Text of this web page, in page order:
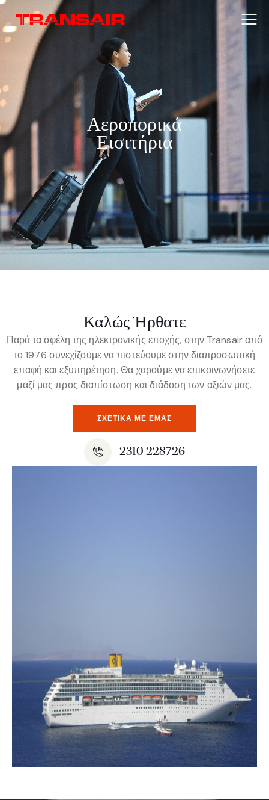
Αεροπορικά
Εισιτήρια
Καλώς Ήρθατε
Παρά τα οφέλη της ηλεκτρονικής εποχής, στην Transair από
το 1976 συνεχίζουμε να πιστεύουμε στην διαπροσωπική
επαφή και εξυπηρέτηση. Θα χαρούμε να επικοινωνήσετε
μαζί μας προς διαπίστωση και διάδοση των αξιών μας.
ΣΧΕΤΙΚΆ ΜΕ ΕΜΆΣ
2310 228726